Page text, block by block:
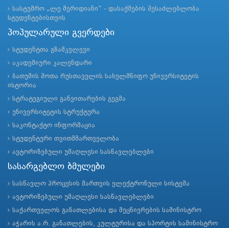
სასტუმრო „ლე მერიდიანი“ - დასაქმების შესაძლებლობა
სტუდენტებისთვის
პოპულარული გვერდები
სტუდენტთა გზამკვლევი
აკადემიური კალენდარი
ბათუმის შოთა რუსთაველის სახელმწიფო უნივერსიტეტის
ისტორია
სტრატეგიული განვითარების გეგმა
უნივერსიტეტის სტრუქტურა
საკონტაქტო ინფორმაცია
სტუდენტური თვითმმართველობა
ავტორიზებული უმაღლესი სასწავლებლები
სასარგებლო ბმულები
სასწავლო პროცესის მართვის ელექტრონული სისტემა
ავტორიზებული უმაღლესი სასწავლებლები
საქართველოს განათლებისა და მეცნიერების სამინისტრო
აჭარის ა.რ. განათლების, კულტურისა და სპორტის სამინისტრო